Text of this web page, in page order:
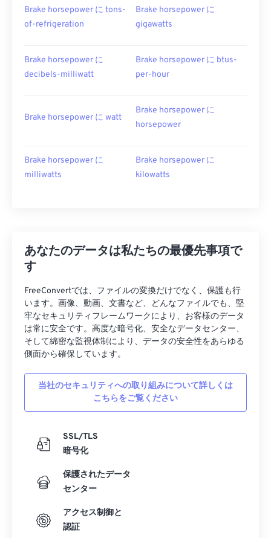
Brake horsepower に tons-
of-refrigeration
Brake horsepower に
gigawatts
Brake horsepower に
decibels-milliwatt
Brake horsepower に btus-
per-hour
Brake horsepower に watt
Brake horsepower に
horsepower
Brake horsepower に
milliwatts
Brake horsepower に
kilowatts
あなたのデータは私たちの最優先事項で
す
FreeConvertでは、ファイルの変換だけでなく、保護も行
います。画像、動画、文書など、どんなファイルでも、堅
牢なセキュリティフレームワークにより、お客様のデータ
は常に安全です。高度な暗号化、安全なデータセンター、
そして綿密な監視体制により、データの安全性をあらゆる
側面から確保しています。
当社のセキュリティへの取り組みについて詳しくは
こちらをご覧ください
SSL/TLS
暗号化
保護されたデータ
センター
アクセス制御と
認証